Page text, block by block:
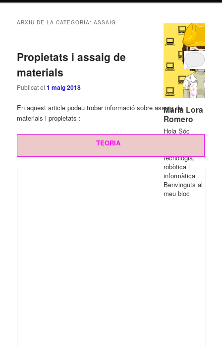
ARXIU DE LA CATEGORIA:ASSAIG
Propietats i assaig de
materials
Publicat el1 maig 2018
En aquest article podeu trobar informació sobre assaig de
materials i propietats :
TEORIA
Maria Lora
Romero
Hola Sóc
tecnologia,
robòtica i
informàtica .
Benvinguts al
meu bloc